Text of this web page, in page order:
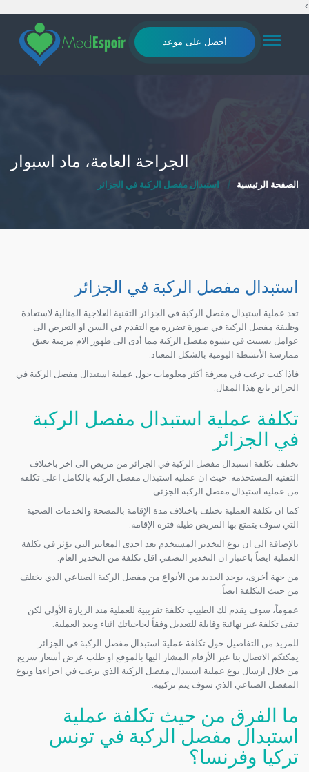
>
Toggle
navigation
أحصل على موعد
الجراحة العامة، ماد اسبوار
الصفحة الرئيسية استبدال مفصل الركبة في الجزائر
استبدال مفصل الركبة في الجزائر
تعد عملية استبدال مفصل الركبة في الجزائر التقنية العلاجية المثالية لاستعادة
وظيفة مفصل الركبة في صورة تضرره مع التقدم في السن او التعرض الى
عوامل تسببت في تشوه مفصل الركبة مما أدى الى ظهور الام مزمنة تعيق
ممارسة الأنشطة اليومية بالشكل المعتاد.
فاذا كنت ترغب في معرفة أكثر معلومات حول عملية استبدال مفصل الركبة في
الجزائر تابع هذا المقال.
تكلفة عملية استبدال مفصل الركبة
في الجزائر
تختلف تكلفة استبدال مفصل الركبة في الجزائر من مريض الى اخر باختلاف
التقنية المستخدمة. حيث ان عملية استبدال مفصل الركبة بالكامل اعلى تكلفة
من عملية استبدال مفصل الركبة الجزئي.
كما ان تكلفة العملية تختلف باختلاف مدة الإقامة بالمصحة والخدمات الصحية
التي سوف يتمتع بها المريض طيلة فترة الإقامة.
بالإضافة الى ان نوع التخدير المستخدم يعد احدى المعايير التي تؤثر في تكلفة
العملية ايضاً باعتبار ان التخدير النصفي اقل تكلفة من التخدير العام.
من جهة أخرى، يوجد العديد من الأنواع من مفصل الركبة الصناعي الذي يختلف
من حيث التكلفة ايضاً.
عموماً، سوف يقدم لك الطبيب تكلفة تقريبية للعملية منذ الزيارة الأولى لكن
تبقى تكلفة غير نهائية وقابلة للتعديل وفقاً لحاجياتك اثناء وبعد العملية.
للمزيد من التفاصيل حول تكلفة عملية استبدال مفصل الركبة في الجزائر
يمكنكم الاتصال بنا عبر الأرقام المشار اليها بالموقع او طلب عرض أسعار سريع
من خلال ارسال نوع عملية استبدال مفصل الركبة الذي ترغب في اجراءها ونوع
المفصل الصناعي الذي سوف يتم تركيبه.
ما الفرق من حيث تكلفة عملية
استبدال مفصل الركبة في تونس
تركيا وفرنسا؟